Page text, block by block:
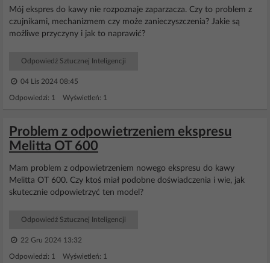
Mój ekspres do kawy nie rozpoznaje zaparzacza. Czy to problem z
czujnikami, mechanizmem czy może zanieczyszczenia? Jakie są
możliwe przyczyny i jak to naprawić?
Odpowiedź Sztucznej Inteligencji
04 Lis 2024 08:45
Odpowiedzi: 1 Wyświetleń: 1
Problem z odpowietrzeniem ekspresu
Melitta OT 600
Mam problem z odpowietrzeniem nowego ekspresu do kawy
Melitta OT 600. Czy ktoś miał podobne doświadczenia i wie, jak
skutecznie odpowietrzyć ten model?
Odpowiedź Sztucznej Inteligencji
22 Gru 2024 13:32
Odpowiedzi: 1 Wyświetleń: 1